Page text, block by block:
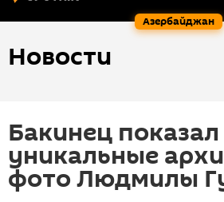
Азербайджан
Новости
Бакинец показал
уникальные
фото Людмилы